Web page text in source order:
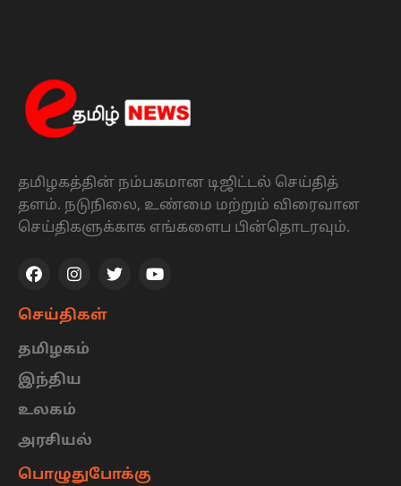
தமிழகத்தின் நம்பகமான டிஜிட்டல் செய்தித்
தளம். நடுநிலை, உண்மை மற்றும் விரைவான
செய்திகளுக்காக எங்களைப பின்தொடரவும்.
செய்திகள்
தமிழகம்
இந்திய
உலகம்
அரசியல்
பொழுதுபோக்கு